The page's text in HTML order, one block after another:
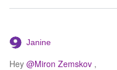
Janine
Hey @Miron Zemskov ,